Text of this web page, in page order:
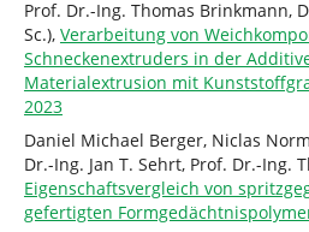
Prof. Dr.-Ing. Thomas Brinkmann,
Sc.), Verarbeitung von
Schneckenextruders in der
Materialextrusion mit
2023
Daniel Michael Berger, Niclas
Dr.-Ing. Jan T. Sehrt, Prof. Dr.-Ing.
Eigenschaftsvergleich von
gefertigten